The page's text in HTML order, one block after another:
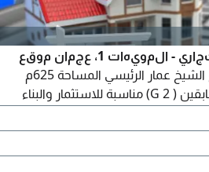
للبيع أرض سكني تجاري - المويهات 1، عجمان موقع
ممتاز - ثاني قطعة من شارع الشيخ عمار الرئيسي المساحة 625م
6727 قدم تصريح أرضي + طابقين ( G 2) مناسبة للاستثمار والبناء
السكني التجاري المطلوب 2200000 درهم فرصة مميزة في موقع